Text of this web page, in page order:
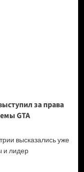
за права
GTA
высказались уже
и лидер